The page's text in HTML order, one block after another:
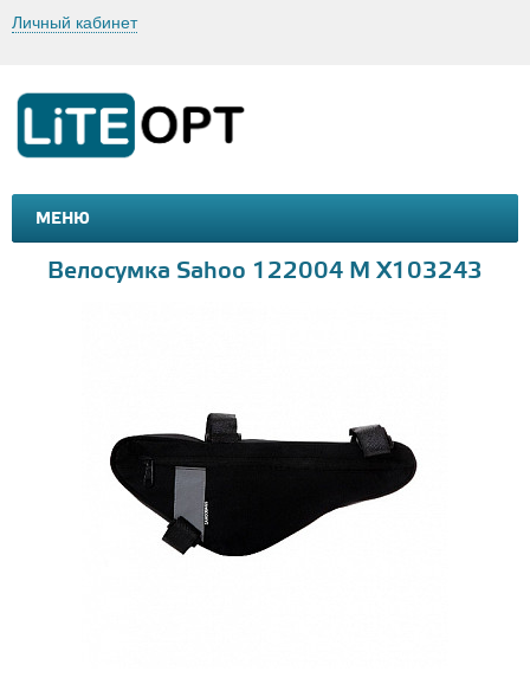
Личный кабинет
МЕНЮ
МАШИНКИ И МОТОЦИКЛЫ
Велосумка Sahoo 122004 M Х103243